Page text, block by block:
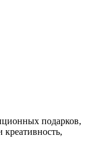
подарков,